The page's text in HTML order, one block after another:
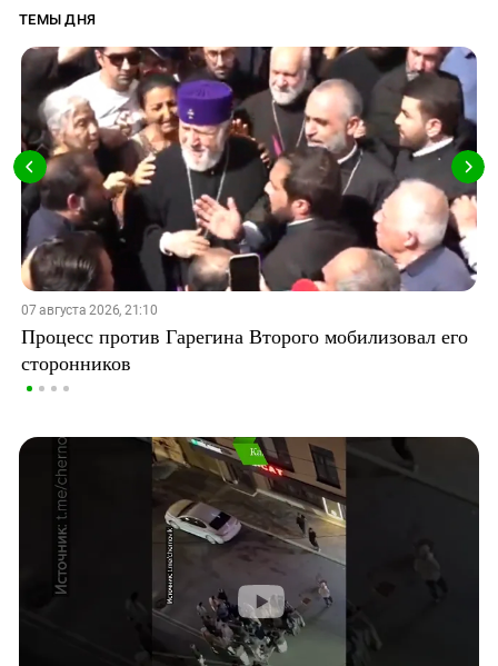
ТЕМЫ ДНЯ
07 августа 2026, 21:10
Процесс против Гарегина Второго мобилизовал его
сторонников